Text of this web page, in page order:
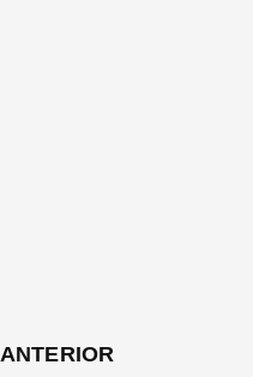
ANTERIOR